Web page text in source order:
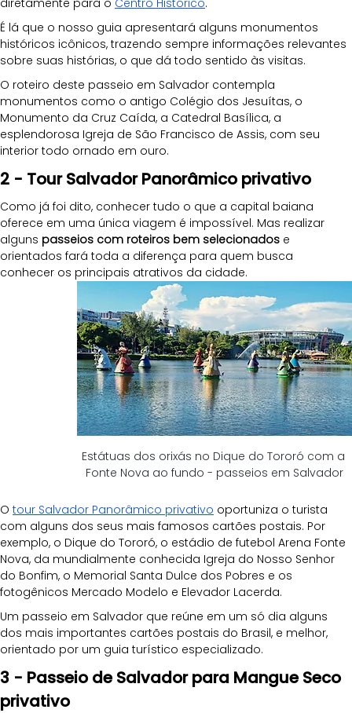
diretamente para o Centro Histórico.
É lá que o nosso guia apresentará alguns monumentos
históricos icônicos, trazendo sempre informações relevantes
sobre suas histórias, o que dá todo sentido às visitas.
O roteiro deste passeio em Salvador contempla
monumentos como o antigo Colégio dos Jesuítas, o
Monumento da Cruz Caída, a Catedral Basílica, a
esplendorosa Igreja de São Francisco de Assis, com seu
interior todo ornado em ouro.
2 - Tour Salvador Panorâmico privativo
Como já foi dito, conhecer tudo o que a capital baiana
oferece em uma única viagem é impossível. Mas realizar
alguns passeios com roteiros bem selecionados e
orientados fará toda a diferença para quem busca
conhecer os principais atrativos da cidade.
Estátuas dos orixás no Dique do Tororó com a
Fonte Nova ao fundo - passeios em Salvador
O tour Salvador Panorâmico privativo oportuniza o turista
com alguns dos seus mais famosos cartões postais. Por
exemplo, o Dique do Tororó, o estádio de futebol Arena Fonte
Nova, da mundialmente conhecida Igreja do Nosso Senhor
do Bonfim, o Memorial Santa Dulce dos Pobres e os
fotogênicos Mercado Modelo e Elevador Lacerda.
Um passeio em Salvador que reúne em um só dia alguns
dos mais importantes cartões postais do Brasil, e melhor,
orientado por um guia turístico especializado.
3 - Passeio de Salvador para Mangue Seco
privativo